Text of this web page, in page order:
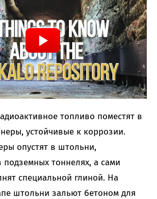
топливо поместят в
устойчивые к коррозии.
опустят в штольни,
тоннелях, а сами
специальной глиной. На
штольни зальют бетоном для